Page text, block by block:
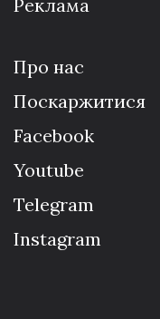
Реклама
Про нас
Поскаржитися
Facebook
Youtube
Telegram
Instagram